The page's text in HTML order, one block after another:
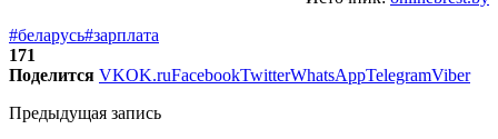
#беларусь#зарплата
171
Поделится VKOK.ruFacebookTwitterWhatsAppTelegramViber
Предыдущая запись